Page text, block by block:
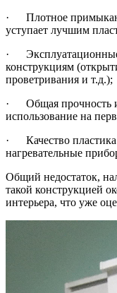
· Плотное
уступает лучшим
· Эксплуатационные
конструкциям
проветривания и т.д.);
· Общая прочность и
использование на
· Качество пластика
нагревательные
Общий недостаток,
такой конструкцией
интерьера, что уже